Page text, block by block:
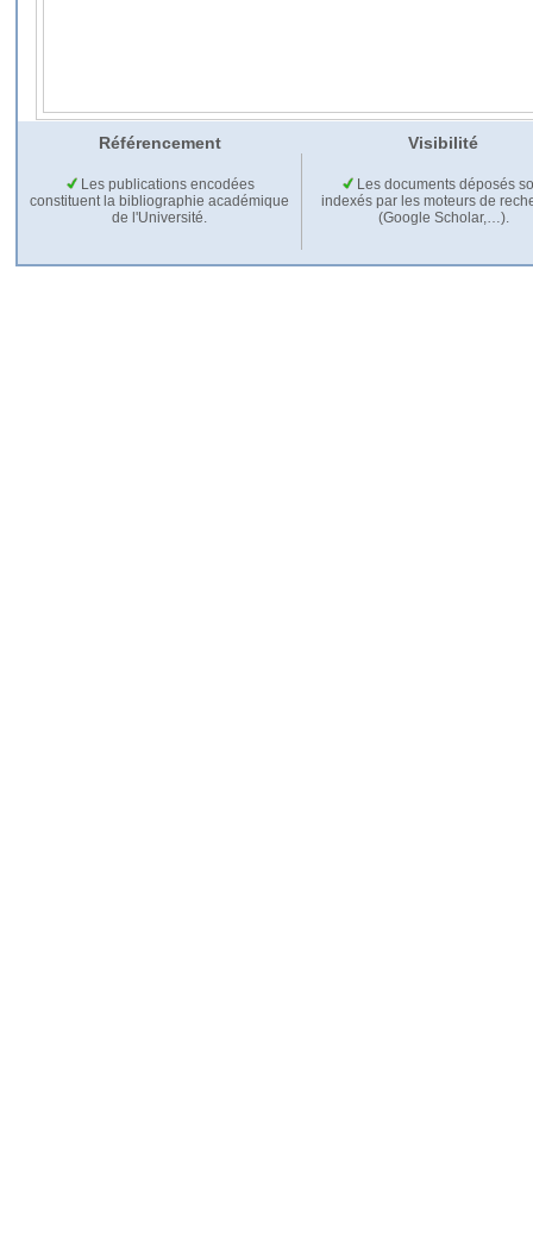
Référencement Visibilité
Les publications encodées
constituent la bibliographie académique
de l'Université.
Les documents déposés
indexés par les moteurs de
(Google Scholar,…).